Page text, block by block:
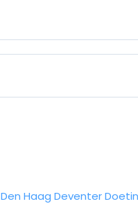
Den Haag Deventer